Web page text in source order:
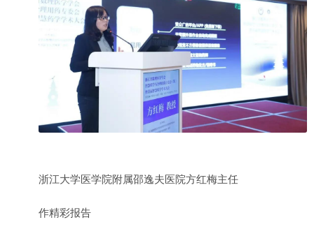
浙江大学医学院附属邵逸夫医院方红梅主任
作精彩报告